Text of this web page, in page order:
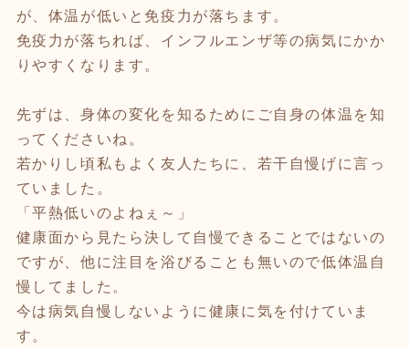
が、体温が低いと免疫力が落ちます。
免疫力が落ちれば、インフルエンザ等の病気にかか
りやすくなります。
先ずは、身体の変化を知るためにご自身の体温を知
ってくださいね。
若かりし頃私もよく友人たちに、若干自慢げに言っ
ていました。
「平熱低いのよねぇ～」
健康面から見たら決して自慢できることではないの
ですが、他に注目を浴びることも無いので低体温自
慢してました。
今は病気自慢しないように健康に気を付けていま
す。